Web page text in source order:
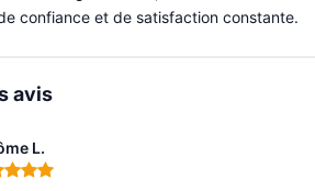
confiance et de satisfaction constante.
avis
L.
: 5 sur 5